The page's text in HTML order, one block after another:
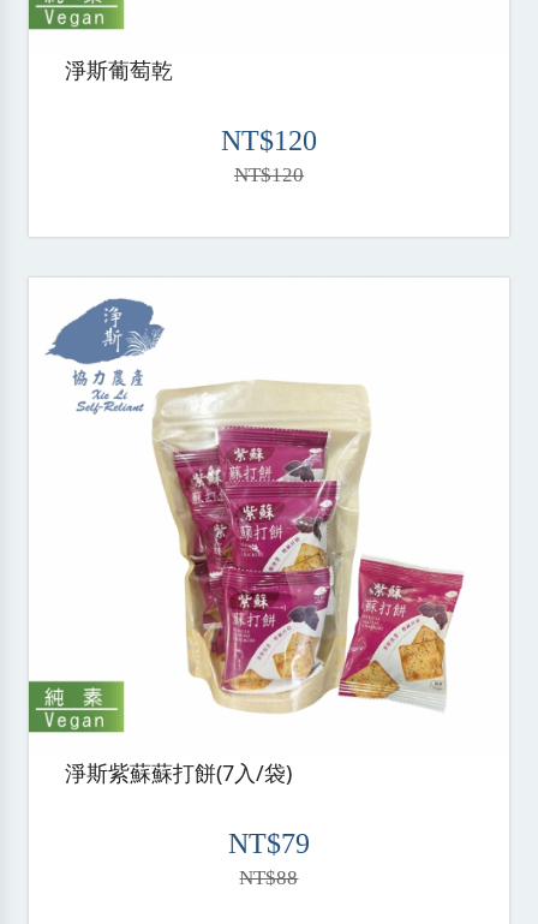
淨斯葡萄乾
NT$120
NT$120
淨斯紫蘇蘇打餅(7入/袋)
NT$79
NT$88